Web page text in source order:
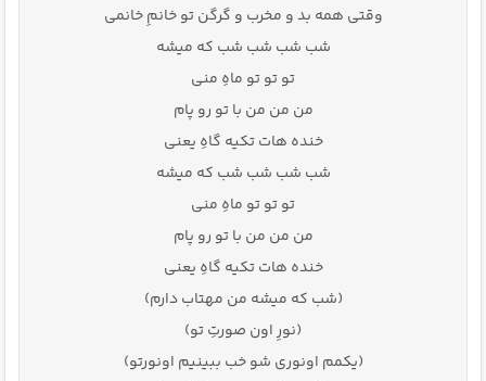
وقتی همه بد و مخرب و گرگن تو خانمِ خانمی
شب شب شب شب که میشه
تو تو تو ماهِ منی
من من من با تو رو پام
خنده هات تکیه گاهِ یعنی
شب شب شب شب که میشه
تو تو تو ماهِ منی
من من من با تو رو پام
خنده هات تکیه گاهِ یعنی
(شب که میشه من مهتاب دارم)
(نورِ اون صورتِ تو)
(یکمم اونوری شو خب ببینیم اونورتو)